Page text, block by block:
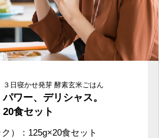
３日寝かせ発芽 酵素玄米ごはん
パワー、デリシャス。
20食セット
）：125g×20食セット